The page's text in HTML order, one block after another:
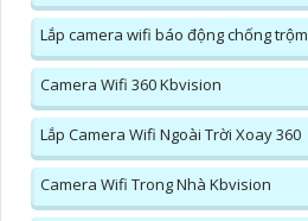
Lắp camera wifi báo động chống trộm
Camera Wifi 360 Kbvision
Lắp Camera Wifi Ngoài Trời Xoay 360
Camera Wifi Trong Nhà Kbvision